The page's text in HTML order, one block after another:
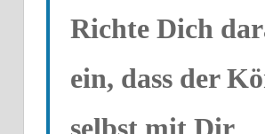
Richte Dich
ein, dass der
selbst mit Dir